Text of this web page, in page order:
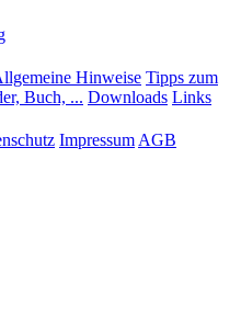
Hinweise Tipps zum
Buch, ... Downloads Links
Impressum AGB